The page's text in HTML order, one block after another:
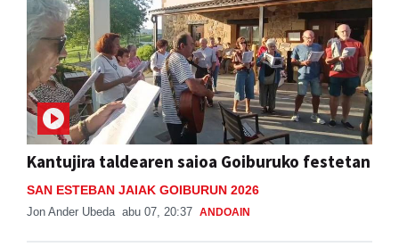
Kantujira taldearen saioa Goiburuko festetan
SAN ESTEBAN JAIAK GOIBURUN 2026
Jon Ander Ubeda abu 07, 20:37 ANDOAIN